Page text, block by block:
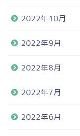
2022年10月
2022年9月
2022年8月
2022年7月
2022年6月